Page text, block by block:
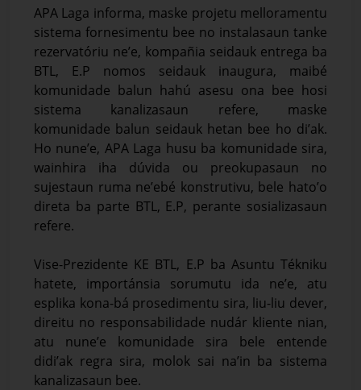
APA Laga informa, maske projetu melloramentu
sistema fornesimentu bee no instalasaun tanke
rezervatóriu ne’e, kompañia seidauk entrega ba
BTL, E.P nomos seidauk inaugura, maibé
komunidade balun hahú asesu ona bee hosi
sistema kanalizasaun refere, maske
komunidade balun seidauk hetan bee ho di’ak.
Ho nune’e, APA Laga husu ba komunidade sira,
wainhira iha dúvida ou preokupasaun no
sujestaun ruma ne’ebé konstrutivu, bele hato’o
direta ba parte BTL, E.P, perante sosializasaun
refere.
Vise-Prezidente KE BTL, E.P ba Asuntu Tékniku
hatete, importánsia sorumutu ida ne’e, atu
esplika kona-bá prosedimentu sira, liu-liu dever,
direitu no responsabilidade nudár kliente nian,
atu nune’e komunidade sira bele entende
didi’ak regra sira, molok sai na’in ba sistema
kanalizasaun bee.